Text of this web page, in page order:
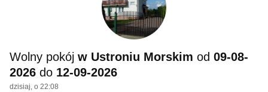
Wolny pokój w Ustroniu Morskim od 09-08-
2026 do 12-09-2026
dzisiaj, o 22:08